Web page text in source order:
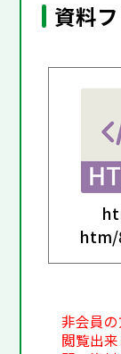
資料
htm/
非会員
閲覧出